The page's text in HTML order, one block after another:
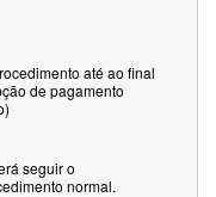
até ao final
de pagamento
seguir o
normal.